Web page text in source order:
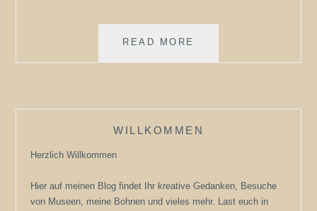
READ MORE
WILLKOMMEN
Herzlich Willkommen
Hier auf meinen Blog findet Ihr kreative Gedanken, Besuche
von Museen, meine Bohnen und vieles mehr. Last euch in